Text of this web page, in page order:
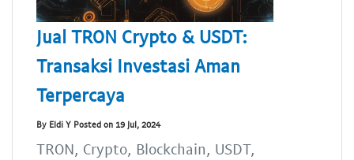
Jual TRON Crypto & USDT:
Transaksi Investasi Aman
Terpercaya
By Eldi Y Posted on 19 Jul, 2024
TRON, Crypto, Blockchain, USDT,